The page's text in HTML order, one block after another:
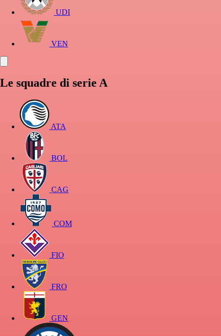
UDI
VEN
Le squadre di serie A
ATA
BOL
CAG
COM
FIO
FRO
GEN